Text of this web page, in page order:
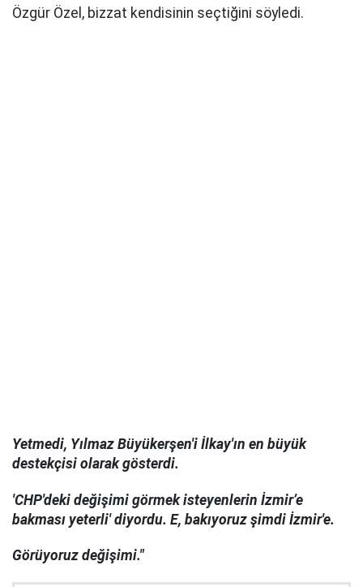
Özgür Özel, bizzat kendisinin seçtiğini söyledi.
Yetmedi, Yılmaz Büyükerşen'i İlkay'ın en büyük
destekçisi olarak gösterdi.
'CHP'deki değişimi görmek isteyenlerin İzmir’e
bakması yeterli' diyordu. E, bakıyoruz şimdi İzmir'e.
Görüyoruz değişimi."